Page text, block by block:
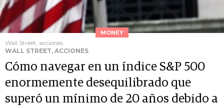
MONEY
Wall Street, acciones
WALL STREET, ACCIONES
Cómo navegar en un índice S&P 500
enormemente desequilibrado que
superó un mínimo de 20 años debido a